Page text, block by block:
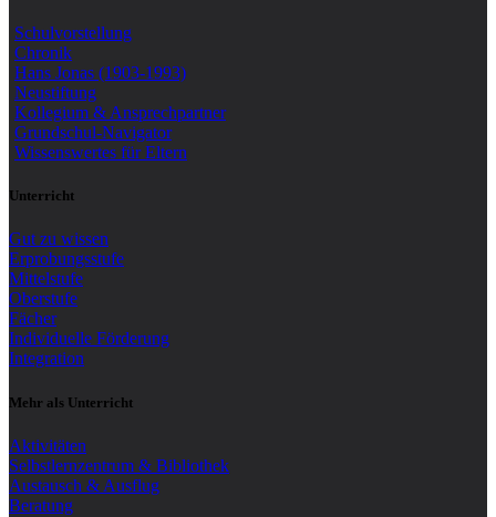
Schulvorstellung
Chronik
Hans Jonas (1903-1993)
Neustiftung
Kollegium & Ansprechpartner
Grundschul-Navigator
Wissenswertes für Eltern
Unterricht
Gut zu wissen
Erprobungsstufe
Mittelstufe
Oberstufe
Fächer
Individuelle Förderung
Integration
Mehr als Unterricht
Aktivitäten
Selbstlernzentrum & Bibliothek
Austausch & Ausflug
Beratung